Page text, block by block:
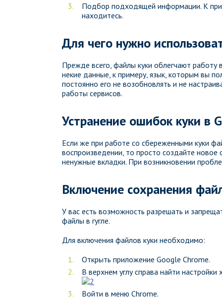
Подбор подходящей информации. К
находитесь.
Для чего нужно
Прежде всего, файлы куки облегчают работу
некие данные, к примеру, язык, которым вы
постоянно его не возобновлять и не
работы сервисов.
Устранение ошибок куки в
Если же при работе со сбереженными куки
воспроизведении, то просто создайте
ненужные вкладки. При возникновении
Включение сохранения
У вас есть возможность разрешать и
файлы в гугле.
Для включения файлов куки необходимо:
Открыть приложение Google Chrome.
В верхнем углу справа найти настройки
Войти в меню Chrome.